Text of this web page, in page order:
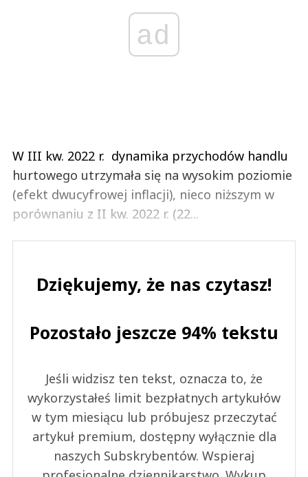
ad
W III kw. 2022 r. dynamika przychodów handlu
hurtowego utrzymała się na wysokim poziomie
(efekt dwucyfrowej inflacji), nieco niższym w
porównaniu z II kw. 2022 r. (22...
Dziękujemy, że nas czytasz!
Pozostało jeszcze 94% tekstu
Jeśli widzisz ten tekst, oznacza to, że
wykorzystałeś limit bezpłatnych artykułów
w tym miesiącu lub próbujesz przeczytać
artykuł premium, dostępny wyłącznie dla
naszych Subskrybentów. Wspieraj